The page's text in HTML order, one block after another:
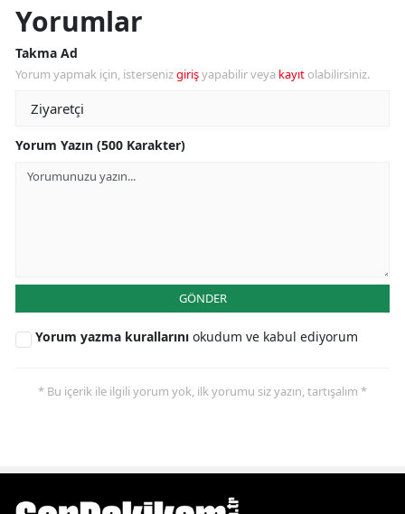
Yorumlar
Takma Ad
Yorum yapmak için, istersenizgirişyapabilir veya kayıt olabilirsiniz.
Yorum Yazın (500 Karakter)
GÖNDER
Yorum yazma kurallarını okudum ve kabul ediyorum
* Bu içerik ile ilgili yorum yok, ilk yorumu siz yazın, tartışalım *